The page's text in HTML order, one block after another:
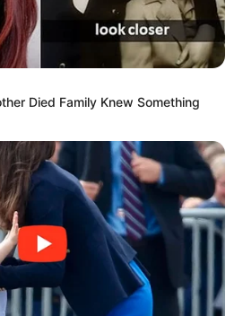
Died Family Knew Something